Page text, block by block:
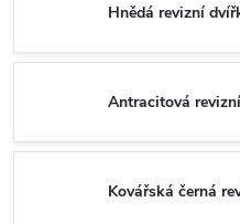
Hnědá revizní
Antracitová
Kovářská černá